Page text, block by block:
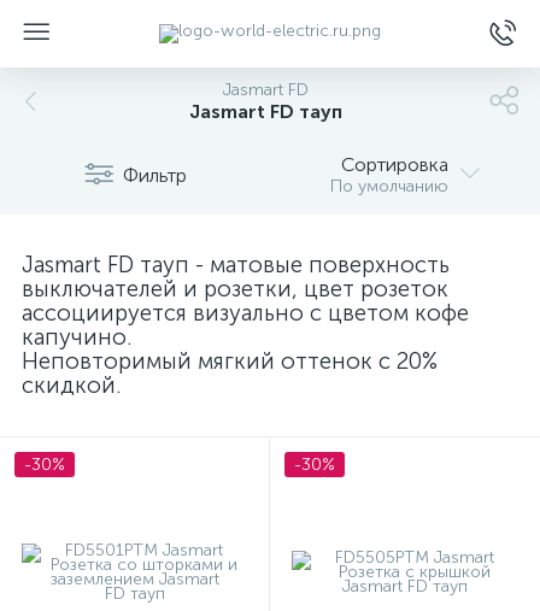
Jasmart FD
Jasmart FD тауп
Фильтр Сортировка
По умолчанию
Jasmart FD тауп - матовые поверхность
выключателей и розетки, цвет розеток
ассоциируется визуально с цветом кофе
капучино.
Неповторимый мягкий оттенок с 20%
скидкой.
-30% -30%